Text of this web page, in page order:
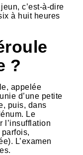
c’est-à-dire
à huit heures
?
appelée
d’une petite
puis, dans
Le
l’insufflation
parfois,
L’examen